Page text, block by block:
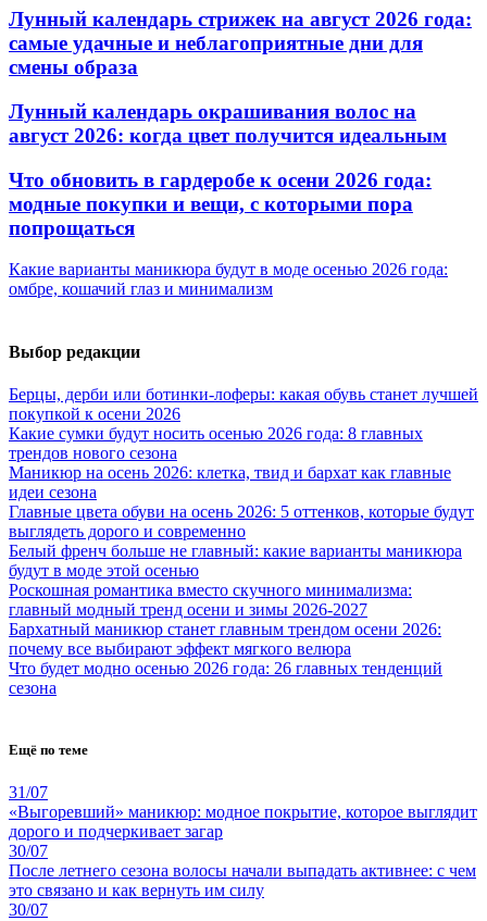
Лунный календарь стрижек на август 2026 года:
самые удачные и неблагоприятные дни для
смены образа
Лунный календарь окрашивания волос на
август 2026: когда цвет получится идеальным
Что обновить в гардеробе к осени 2026 года:
модные покупки и вещи, с которыми пора
попрощаться
Какие варианты маникюра будут в моде осенью 2026 года:
омбре, кошачий глаз и минимализм
Выбор редакции
Берцы, дерби или ботинки-лоферы: какая обувь станет лучшей
покупкой к осени 2026
Какие сумки будут носить осенью 2026 года: 8 главных
трендов нового сезона
Маникюр на осень 2026: клетка, твид и бархат как главные
идеи сезона
Главные цвета обуви на осень 2026: 5 оттенков, которые будут
выглядеть дорого и современно
Белый френч больше не главный: какие варианты маникюра
будут в моде этой осенью
Роскошная романтика вместо скучного минимализма:
главный модный тренд осени и зимы 2026-2027
Бархатный маникюр станет главным трендом осени 2026:
почему все выбирают эффект мягкого велюра
Что будет модно осенью 2026 года: 26 главных тенденций
сезона
Ещё по теме
31/07
«Выгоревший» маникюр: модное покрытие, которое выглядит
дорого и подчеркивает загар
30/07
После летнего сезона волосы начали выпадать активнее: с чем
это связано и как вернуть им силу
30/07